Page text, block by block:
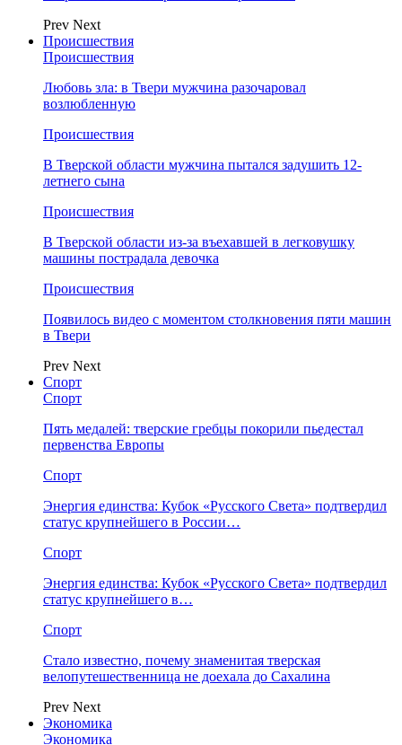
Prev Next
Происшествия
Происшествия
Любовь зла: в Твери мужчина разочаровал
возлюбленную
Происшествия
В Тверской области мужчина пытался задушить 12-
летнего сына
Происшествия
В Тверской области из-за въехавшей в легковушку
машины пострадала девочка
Происшествия
Появилось видео с моментом столкновения пяти машин
в Твери
Prev Next
Спорт
Спорт
Пять медалей: тверские гребцы покорили пьедестал
первенства Европы
Спорт
Энергия единства: Кубок «Русского Света» подтвердил
статус крупнейшего в России…
Спорт
Энергия единства: Кубок «Русского Света» подтвердил
статус крупнейшего в…
Спорт
Стало известно, почему знаменитая тверская
велопутешественница не доехала до Сахалина
Prev Next
Экономика
Экономика